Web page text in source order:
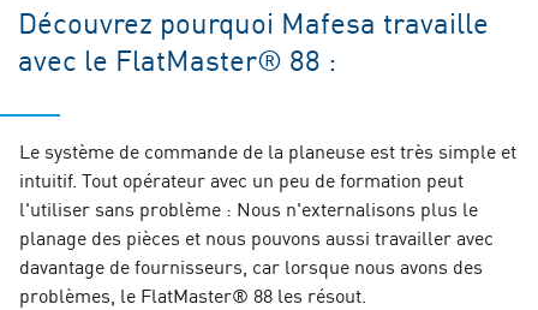
Découvrez pourquoi Mafesa travaille
avec le FlatMaster® 88 :
Le système de commande de la planeuse est très simple et
intuitif. Tout opérateur avec un peu de formation peut
l'utiliser sans problème : Nous n'externalisons plus le
planage des pièces et nous pouvons aussi travailler avec
davantage de fournisseurs, car lorsque nous avons des
problèmes, le FlatMaster® 88 les résout.